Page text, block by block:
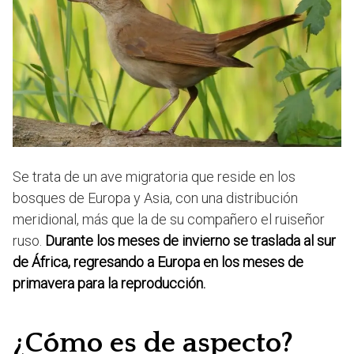
Se trata de un ave migratoria que reside en los
bosques de Europa y Asia, con una distribución
meridional, más que la de su compañero el ruiseñor
ruso. Durante los meses de invierno se traslada al sur
de África, regresando a Europa en los meses de
primavera para la reproducción.
¿Cómo es de aspecto?